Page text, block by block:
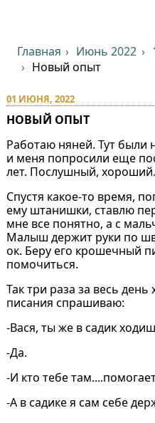
Главная Июнь 2022
Новый опыт
01 ИЮНЯ, 2022
НОВЫЙ ОПЫТ
Работаю няней. Тут были
и меня попросили еще
лет. Послушный, хороший.
Спустя какое-то время,
ему штанишки, ставлю
мне все понятно, а с
Малыш держит руки по
ок. Беру его крошечный
помочиться.
Так три раза за весь
писания спрашиваю:
-Вася, ты же в садик
-Да.
-И кто тебе
-А в садике я сам себе